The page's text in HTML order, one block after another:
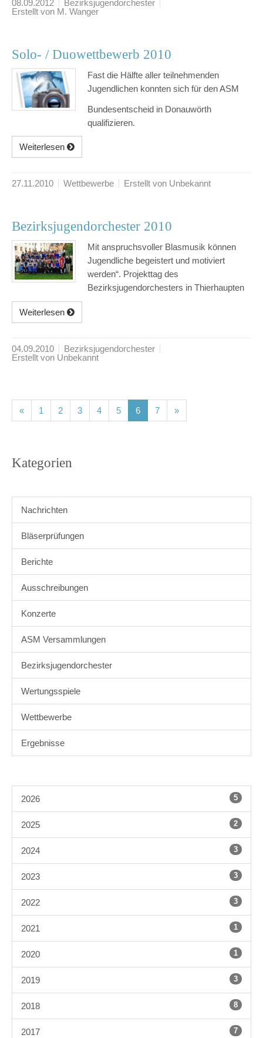
08.09.2012
Bezirksjugendorchester
Erstellt von M. Wanger
Solo- / Duowettbewerb 2010
Fast die Hälfte aller teilnehmenden
Jugendlichen konnten sich für den ASM
Bundesentscheid in Donauwörth
qualifizieren.
Weiterlesen
27.11.2010 Wettbewerbe Erstellt von Unbekannt
Bezirksjugendorchester 2010
Mit anspruchsvoller Blasmusik können
Jugendliche begeistert und motiviert
werden“. Projekttag des
Bezirksjugendorchesters in Thierhaupten
Weiterlesen
04.09.2010
Bezirksjugendorchester
Erstellt von Unbekannt
« 1 (current)
2(current)
3(current)
4(current)
5(current)
6(current)
7(current)
»
Kategorien
Nachrichten
Bläserprüfungen
Berichte
Ausschreibungen
Konzerte
ASM Versammlungen
Bezirksjugendorchester
Wertungsspiele
Wettbewerbe
Ergebnisse
2026 5
2025 2
2024 3
2023 3
2022 3
2021 1
2020 1
2019 3
2018 8
2017 7